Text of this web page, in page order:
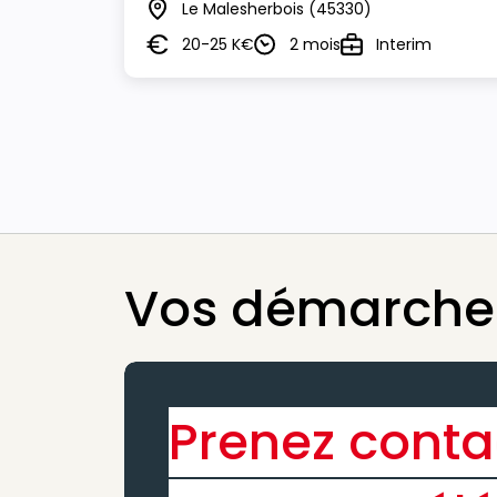
Lieu Le Malesherbois (45330)
Salaire20-25 K€Durée2 moisTypeInterim
Vos
Prenez